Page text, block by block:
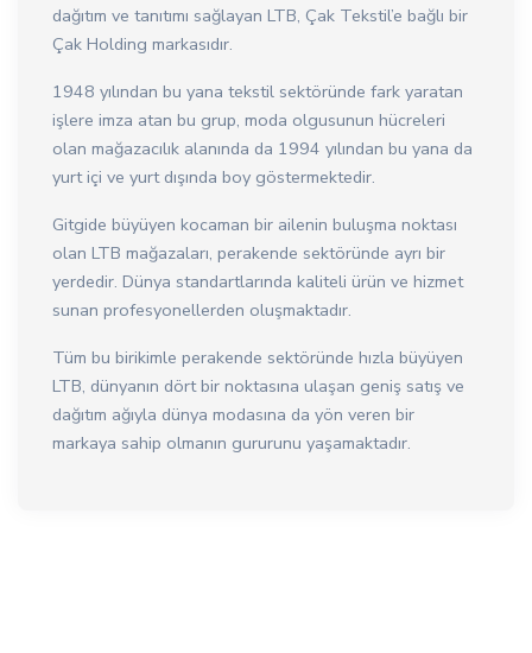
dağıtım ve tanıtımı sağlayan LTB, Çak Tekstil’e bağlı bir
Çak Holding markasıdır.
1948 yılından bu yana tekstil sektöründe fark yaratan
işlere imza atan bu grup, moda olgusunun hücreleri
olan mağazacılık alanında da 1994 yılından bu yana da
yurt içi ve yurt dışında boy göstermektedir.
Gitgide büyüyen kocaman bir ailenin buluşma noktası
olan LTB mağazaları, perakende sektöründe ayrı bir
yerdedir. Dünya standartlarında kaliteli ürün ve hizmet
sunan profesyonellerden oluşmaktadır.
Tüm bu birikimle perakende sektöründe hızla büyüyen
LTB, dünyanın dört bir noktasına ulaşan geniş satış ve
dağıtım ağıyla dünya modasına da yön veren bir
markaya sahip olmanın gururunu yaşamaktadır.